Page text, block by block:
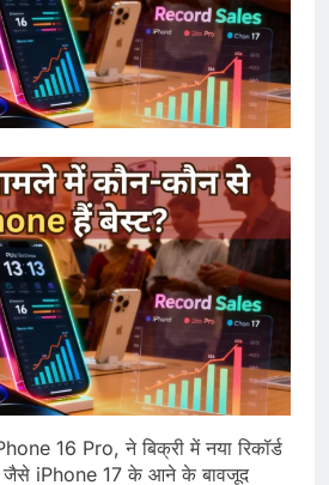
16 Pro, ने बिक्री में नया रिकॉर्ड
जैसे iPhone 17 के आने के बावजूद